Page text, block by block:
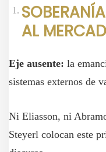
AL
Eje ausente: la
sistemas externos de
Ni Eliasson, ni
Steyerl colocan este